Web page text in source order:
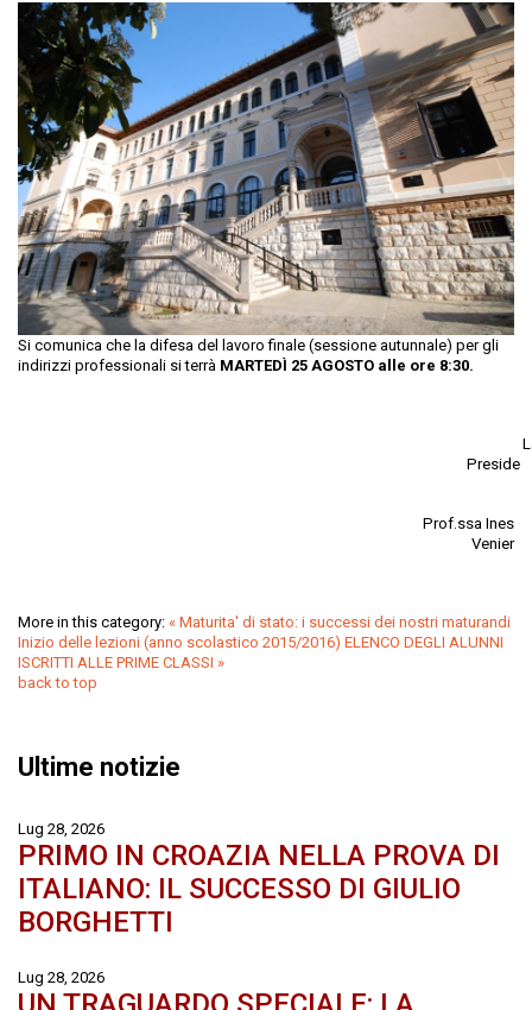
Si comunica che la difesa del lavoro finale (sessione autunnale) per gli
indirizzi professionali si terrà MARTEDÌ 25 AGOSTO alle ore 8:30.
Preside
Prof.ssa Ines
Venier
More in this category: « Maturita' di stato: i successi dei nostri maturandi
Inizio delle lezioni (anno scolastico 2015/2016) ELENCO DEGLI ALUNNI
ISCRITTI ALLE PRIME CLASSI »
back to top
Ultime notizie
Lug 28, 2026
PRIMO IN CROAZIA NELLA PROVA DI
ITALIANO: IL SUCCESSO DI GIULIO
BORGHETTI
Lug 28, 2026